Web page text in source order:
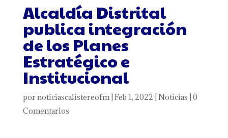
Alcaldía Distrital
publica integración
de los Planes
Estratégico e
Institucional
por noticiascalistereofm| Feb 1, 2022 Noticias 0
Comentarios